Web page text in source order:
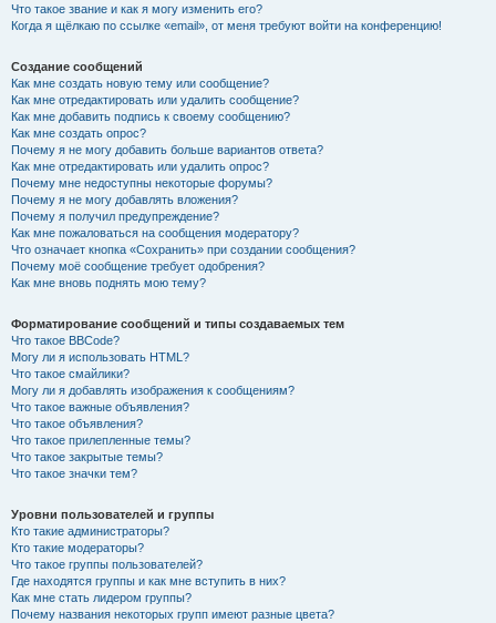
Что такое звание и как я могу изменить его?
Когда я щёлкаю по ссылке «email», от меня требуют войти на конференцию!
Создание сообщений
Как мне создать новую тему или сообщение?
Как мне отредактировать или удалить сообщение?
Как мне добавить подпись к своему сообщению?
Как мне создать опрос?
Почему я не могу добавить больше вариантов ответа?
Как мне отредактировать или удалить опрос?
Почему мне недоступны некоторые форумы?
Почему я не могу добавлять вложения?
Почему я получил предупреждение?
Как мне пожаловаться на сообщения модератору?
Что означает кнопка «Сохранить» при создании сообщения?
Почему моё сообщение требует одобрения?
Как мне вновь поднять мою тему?
Форматирование сообщений и типы создаваемых тем
Что такое BBCode?
Могу ли я использовать HTML?
Что такое смайлики?
Могу ли я добавлять изображения к сообщениям?
Что такое важные объявления?
Что такое объявления?
Что такое прилепленные темы?
Что такое закрытые темы?
Что такое значки тем?
Уровни пользователей и группы
Кто такие администраторы?
Кто такие модераторы?
Что такое группы пользователей?
Где находятся группы и как мне вступить в них?
Как мне стать лидером группы?
Почему названия некоторых групп имеют разные цвета?